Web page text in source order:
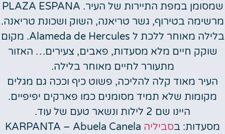
שמסומן במפת התיירות של העיר. PLAZA ESPANA
מרשימה בטירוף, גשר טריאנה, השוק ושכונת טריאנה.
בלילה מאוחר ללכת ל Alameda de Hercules. מקום
שוקק חיים מלא מסעדות, פאבים, צעירים… האזור
מתעורר לחיים מאוחר בלילה.
העיר מאוד קלה להליכה, פשוט כיף וככה גם מגלים
מקומות שלא תמיד מסומנים כמו פארקים יפיפיים.
היינו שם 2 לילות ונשאר טעם של עוד.
מסעדות: בסביליה KARPANTA – Abuela Canela